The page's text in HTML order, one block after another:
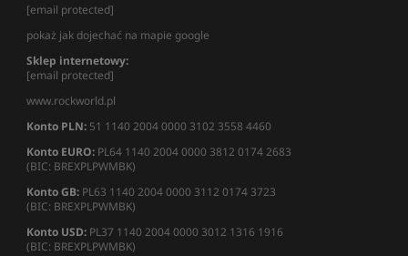
[email protected]
pokaż jak dojechać na mapie google
Sklep internetowy:
[email protected]
www.rockworld.pl
Konto PLN: 51 1140 2004 0000 3102 3558 4460
Konto EURO: PL64 1140 2004 0000 3812 0174 2683
(BIC: BREXPLPWMBK)
Konto GB: PL63 1140 2004 0000 3112 0174 3723
(BIC: BREXPLPWMBK)
Konto USD: PL37 1140 2004 0000 3012 1316 1916
(BIC: BREXPLPWMBK)